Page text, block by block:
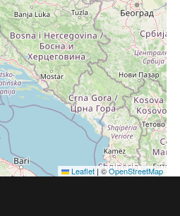
Leaflet |©OpenStreetMap